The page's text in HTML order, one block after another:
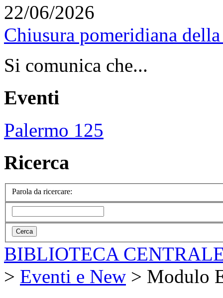
22/06/2026
Chiusura pomeridiana
Si comunica che...
Eventi
Palermo 125
Ricerca
Parola da ricercare:
BIBLIOTECA
> Eventi e New > Modulo